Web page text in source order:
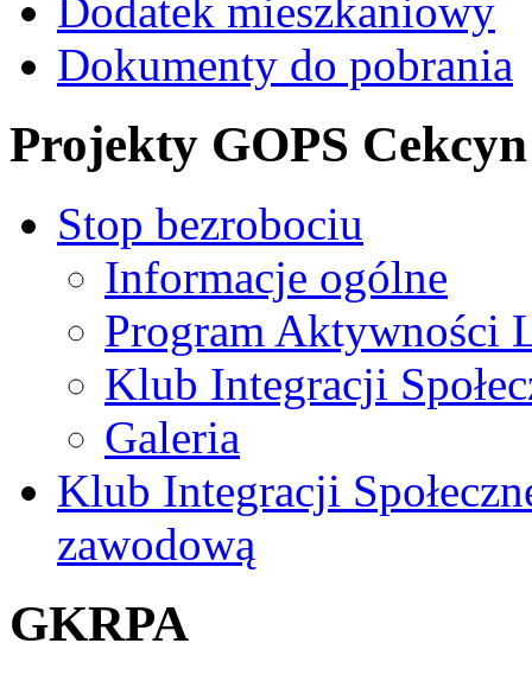
Dodatek mieszkaniowy
Dokumenty do pobrania
Projekty GOPS Cekcyn
Stop bezrobociu
Informacje ogólne
Program Aktywności
Klub Integracji
Galeria
Klub Integracji
zawodową
GKRPA